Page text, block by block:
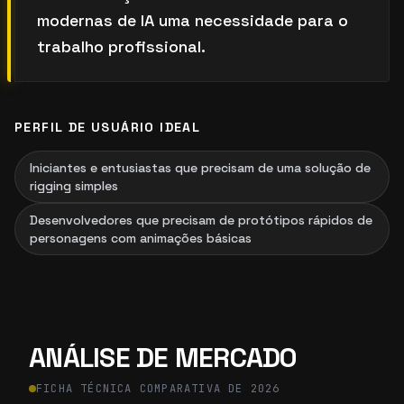
modernas de IA uma necessidade para o
trabalho profissional.
PERFIL DE USUÁRIO IDEAL
Iniciantes e entusiastas que precisam de uma solução de
rigging simples
Desenvolvedores que precisam de protótipos rápidos de
personagens com animações básicas
ANÁLISE DE MERCADO
FICHA TÉCNICA COMPARATIVA DE 2026